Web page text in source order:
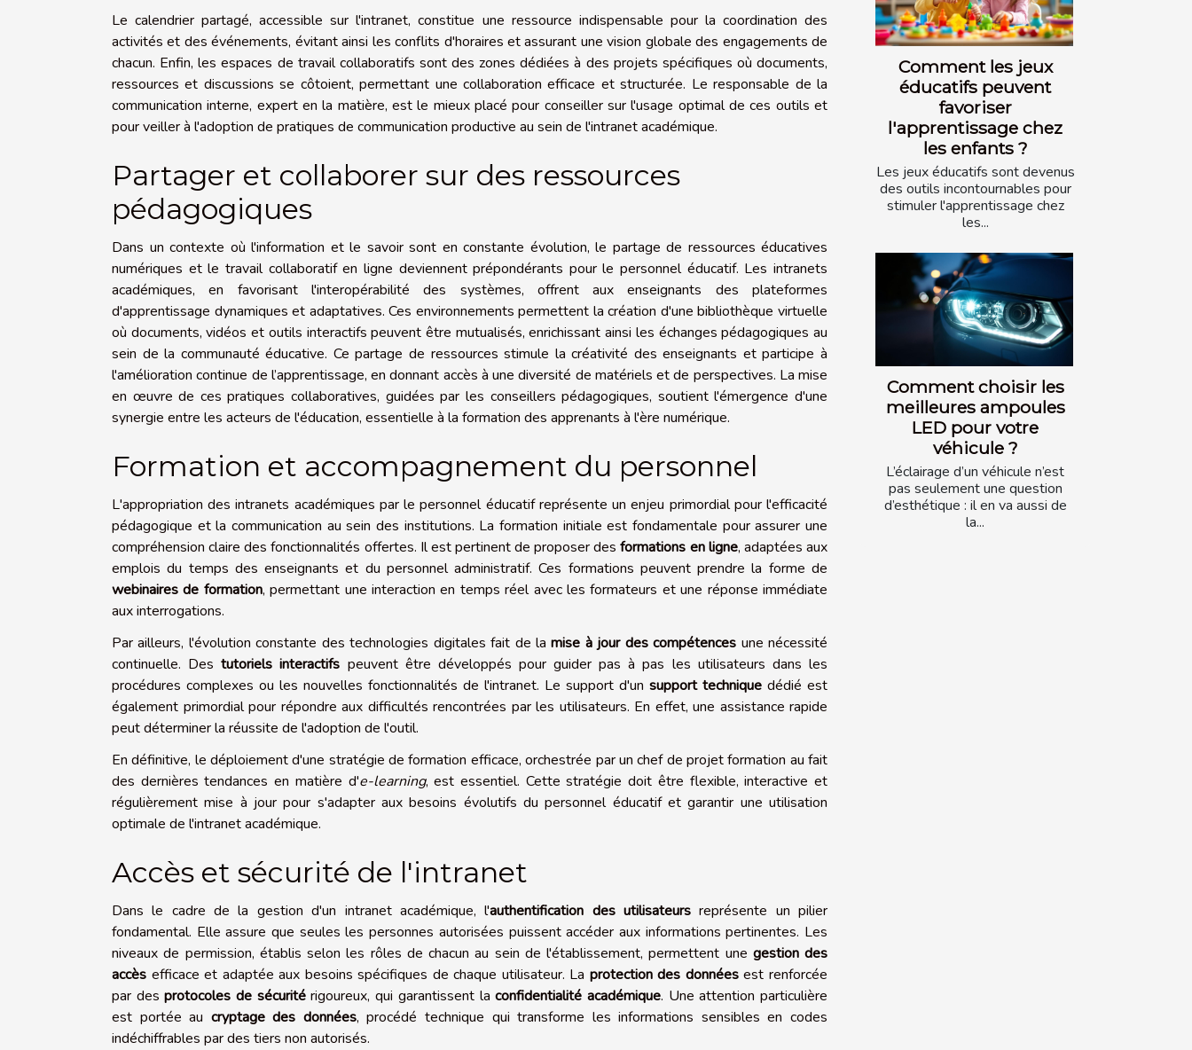
Le calendrier partagé, accessible sur l'intranet, constitue une ressource indispensable pour la coordination des
activités et des événements, évitant ainsi les conflits d'horaires et assurant une vision globale des engagements de
chacun. Enfin, les espaces de travail collaboratifs sont des zones dédiées à des projets spécifiques où documents,
ressources et discussions se côtoient, permettant une collaboration efficace et structurée. Le responsable de la
communication interne, expert en la matière, est le mieux placé pour conseiller sur l'usage optimal de ces outils et
pour veiller à l'adoption de pratiques de communication productive au sein de l'intranet académique.
Partager et collaborer sur des ressources
pédagogiques
Dans un contexte où l'information et le savoir sont en constante évolution, le partage de ressources éducatives
numériques et le travail collaboratif en ligne deviennent prépondérants pour le personnel éducatif. Les intranets
académiques, en favorisant l'interopérabilité des systèmes, offrent aux enseignants des plateformes
d'apprentissage dynamiques et adaptatives. Ces environnements permettent la création d'une bibliothèque virtuelle
où documents, vidéos et outils interactifs peuvent être mutualisés, enrichissant ainsi les échanges pédagogiques au
sein de la communauté éducative. Ce partage de ressources stimule la créativité des enseignants et participe à
l'amélioration continue de l’apprentissage, en donnant accès à une diversité de matériels et de perspectives. La mise
en œuvre de ces pratiques collaboratives, guidées par les conseillers pédagogiques, soutient l'émergence d'une
synergie entre les acteurs de l'éducation, essentielle à la formation des apprenants à l'ère numérique.
Formation et accompagnement du personnel
L'appropriation des intranets académiques par le personnel éducatif représente un enjeu primordial pour l'efficacité
pédagogique et la communication au sein des institutions. La formation initiale est fondamentale pour assurer une
compréhension claire des fonctionnalités offertes. Il est pertinent de proposer desformations en ligne, adaptées aux
emplois du temps des enseignants et du personnel administratif. Ces formations peuvent prendre la forme de
webinaires de formation, permettant une interaction en temps réel avec les formateurs et une réponse immédiate
aux interrogations.
Par ailleurs, l'évolution constante des technologies digitales fait de lamise à jour des compétences une nécessité
continuelle. Destutoriels interactifs peuvent être développés pour guider pas à pas les utilisateurs dans les
procédures complexes ou les nouvelles fonctionnalités de l'intranet. Le support d'un support technique dédié est
également primordial pour répondre aux difficultés rencontrées par les utilisateurs. En effet, une assistance rapide
peut déterminer la réussite de l'adoption de l'outil.
En définitive, le déploiement d'une stratégie de formation efficace, orchestrée par un chef de projet formation au fait
des dernières tendances en matière d'e-learning, est essentiel. Cette stratégie doit être flexible, interactive et
régulièrement mise à jour pour s'adapter aux besoins évolutifs du personnel éducatif et garantir une utilisation
optimale de l'intranet académique.
Accès et sécurité de l'intranet
Dans le cadre de la gestion d'un intranet académique, l'authentification des utilisateursreprésente un pilier
fondamental. Elle assure que seules les personnes autorisées puissent accéder aux informations pertinentes. Les
niveaux de permission, établis selon les rôles de chacun au sein de l'établissement, permettent une gestion des
accès efficace et adaptée aux besoins spécifiques de chaque utilisateur. La protection des donnéesest renforcée
par desprotocoles de sécuritérigoureux, qui garantissent laconfidentialité académique. Une attention particulière
est portée au cryptage des données, procédé technique qui transforme les informations sensibles en codes
indéchiffrables par des tiers non autorisés.
Comment les jeux
éducatifs peuvent
favoriser
l'apprentissage chez
les enfants ?
Les jeux éducatifs sont devenus
des outils incontournables pour
stimuler l'apprentissage chez
les...
Comment choisir les
meilleures ampoules
LED pour votre
véhicule ?
L’éclairage d’un véhicule n’est
pas seulement une question
d’esthétique : il en va aussi de
la...